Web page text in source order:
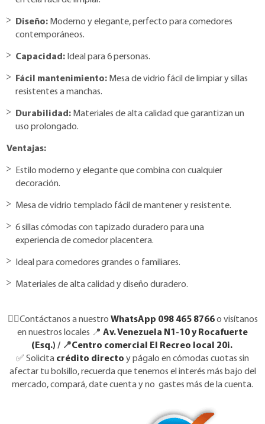
Diseño: Moderno y elegante, perfecto para comedores
contemporáneos.
Capacidad: Ideal para 6 personas.
Fácil mantenimiento: Mesa de vidrio fácil de limpiar y sillas
resistentes a manchas.
Durabilidad: Materiales de alta calidad que garantizan un
uso prolongado.
Ventajas:
Estilo moderno y elegante que combina con cualquier
decoración.
Mesa de vidrio templado fácil de mantener y resistente.
6 sillas cómodas con tapizado duradero para una
experiencia de comedor placentera.
Ideal para comedores grandes o familiares.
Materiales de alta calidad y diseño duradero.
👉🏼Contáctanos a nuestro WhatsApp 098 465 8766o visítanos
en nuestros locales 📍 Av. Venezuela N1-10 y Rocafuerte
(Esq.) / 📍Centro comercial El Recreo local 20i.
✅ Solicita crédito directo y págalo en cómodas cuotas sin
afectar tu bolsillo, recuerda que tenemos el interés más bajo del
mercado, compará, date cuenta y no gastes más de la cuenta.